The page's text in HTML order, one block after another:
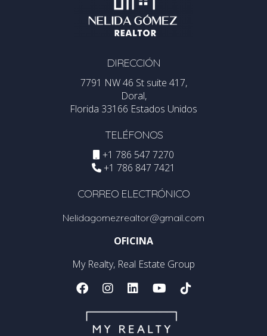
DIRECCIÓN
7791 NW 46 St suite 417,
Doral,
Florida 33166 Estados Unidos
TELÉFONOS
+1 786 547 7270
+1 786 847 7421
CORREO ELECTRÓNICO
Nelidagomezrealtor@gmail.com
OFICINA
My Realty, Real Estate Group